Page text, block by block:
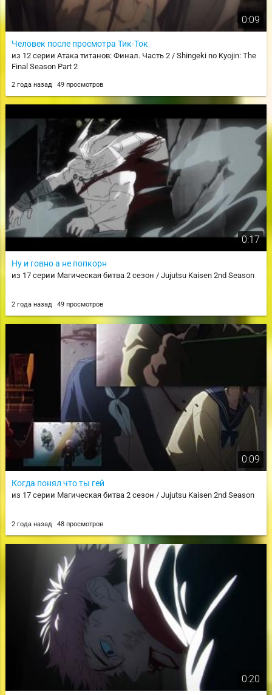
0:09
Человек после просмотра Тик-Ток
из 12 серии Атака титанов: Финал. Часть 2 / Shingeki no Kyojin: The
Final Season Part 2
2 года назад 49 просмотров
0:17
Ну и говно а не попкорн
из 17 серии Магическая битва 2 сезон / Jujutsu Kaisen 2nd Season
2 года назад 49 просмотров
0:09
Когда понял что ты гей
из 17 серии Магическая битва 2 сезон / Jujutsu Kaisen 2nd Season
2 года назад 48 просмотров
0:20